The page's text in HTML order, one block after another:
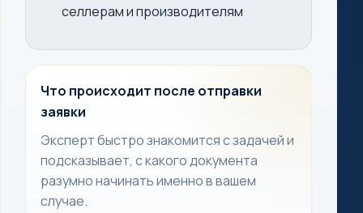
селлерам и производителям
Что происходит после отправки
заявки
Эксперт быстро знакомится с задачей и
подсказывает, с какого документа
разумно начинать именно в вашем
случае.